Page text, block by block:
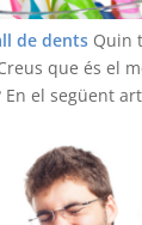
de dents Quin
que és el
el següent